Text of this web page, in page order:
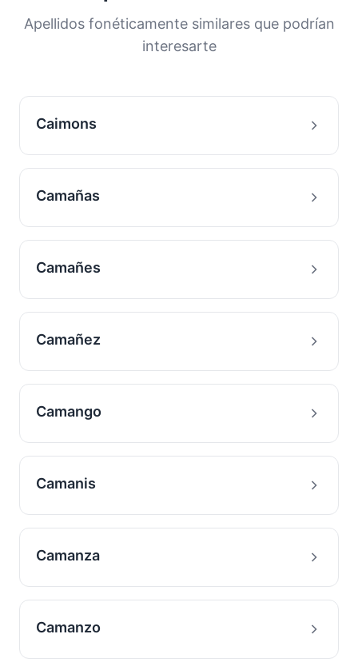
historia migratoria de las familias con este
Apellidos fonéticamente similares que podrían
interesarte
Caimons
Camañas
Camañes
Camañez
Camango
Camanis
Camanza
Camanzo